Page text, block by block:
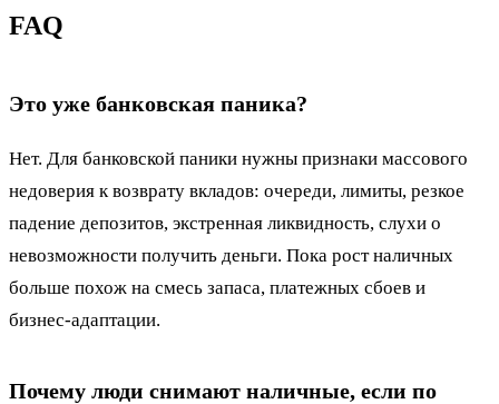
FAQ
Это уже банковская паника?
Нет. Для банковской паники нужны признаки массового
недоверия к возврату вкладов: очереди, лимиты, резкое
падение депозитов, экстренная ликвидность, слухи о
невозможности получить деньги. Пока рост наличных
больше похож на смесь запаса, платежных сбоев и
бизнес-адаптации.
Почему люди снимают наличные, если по